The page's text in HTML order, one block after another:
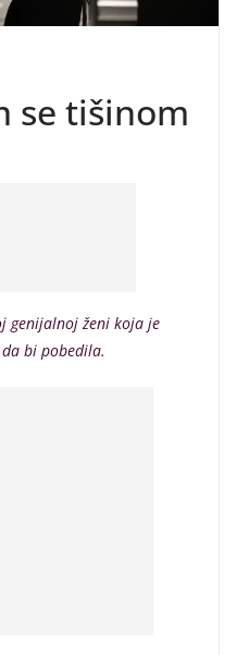
se tišinom
genijalnoj ženi koja je
bi pobedila.